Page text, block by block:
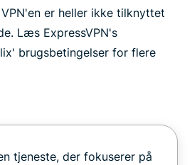
er heller ikke tilknyttet
Læs ExpressVPN's
brugsbetingelser for flere
tjeneste, der fokuserer på